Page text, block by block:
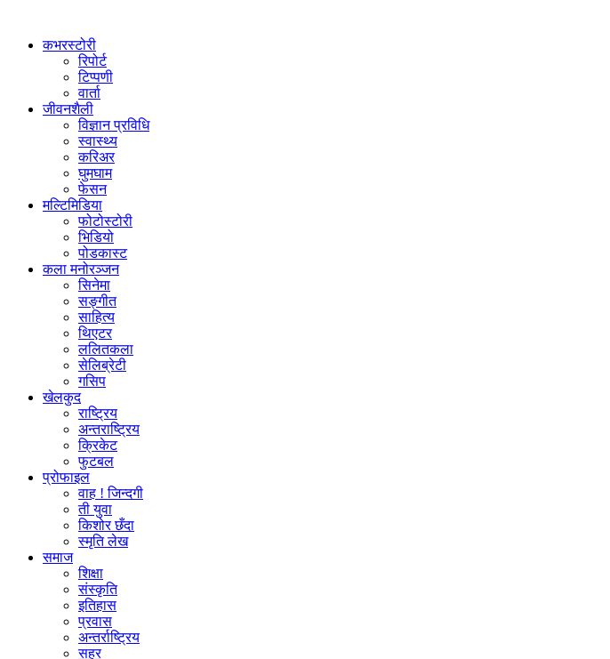
कभरस्टोरी
रिपोर्ट
टिप्पणी
वार्ता
जीवनशैली
विज्ञान प्रविधि
स्वास्थ्य
करिअर
घुमघाम
फेसन
मल्टिमिडिया
फोटोस्टोरी
भिडियो
पोडकास्ट
कला मनोरञ्जन
सिनेमा
सङ्गीत
साहित्य
थिएटर
ललितकला
सेलिब्रेटी
गसिप
खेलकुद
राष्ट्रिय
अन्तराष्ट्रिय
क्रिकेट
फुटबल
प्रोफाइल
वाह ! जिन्दगी
ती युवा
किशोर छँदा
स्मृति लेख
समाज
शिक्षा
संस्कृति
इतिहास
प्रवास
अन्तर्राष्ट्रिय
सहर